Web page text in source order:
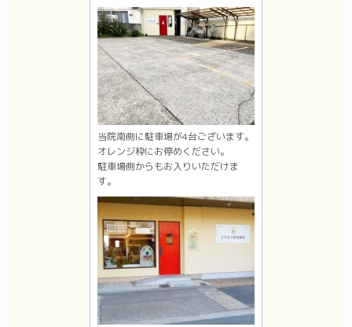
当院南側に駐車場が4台ございます。
オレンジ枠にお停めください。
駐車場側からもお入りいただけま
す。